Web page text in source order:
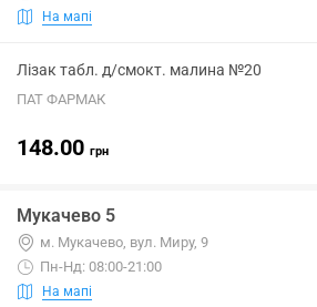
На мапі
Лізак табл. д/смокт. малина №20
ПАТ ФАРМАК
148.00 грн
Мукачево 5
м. Мукачево, вул. Миру, 9
Пн-Нд: 08:00-21:00
На мапі